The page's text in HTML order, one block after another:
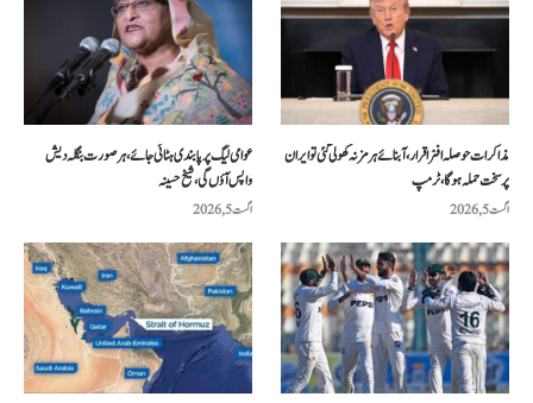
عوامی لیگ پر پابندی ہٹائی جائے، ہر صورت بنگلہ دیش
واپس آؤں گی، شیخ حسینہ
اگست 5, 2026
مذاکرات حوصلہ افزا قرار،آبنائے ہرمز نہ کھولی گئی تو ایران
پر سخت حملہ ہوگا، ٹرمپ
اگست 5, 2026